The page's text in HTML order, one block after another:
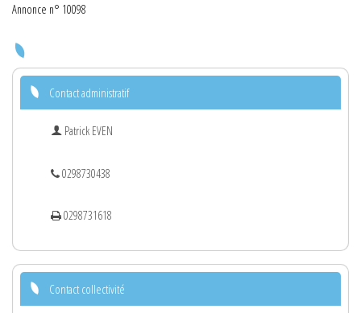
Annonce n° 10098
Contact administratif
Patrick EVEN
0298730438
0298731618
Contact collectivité